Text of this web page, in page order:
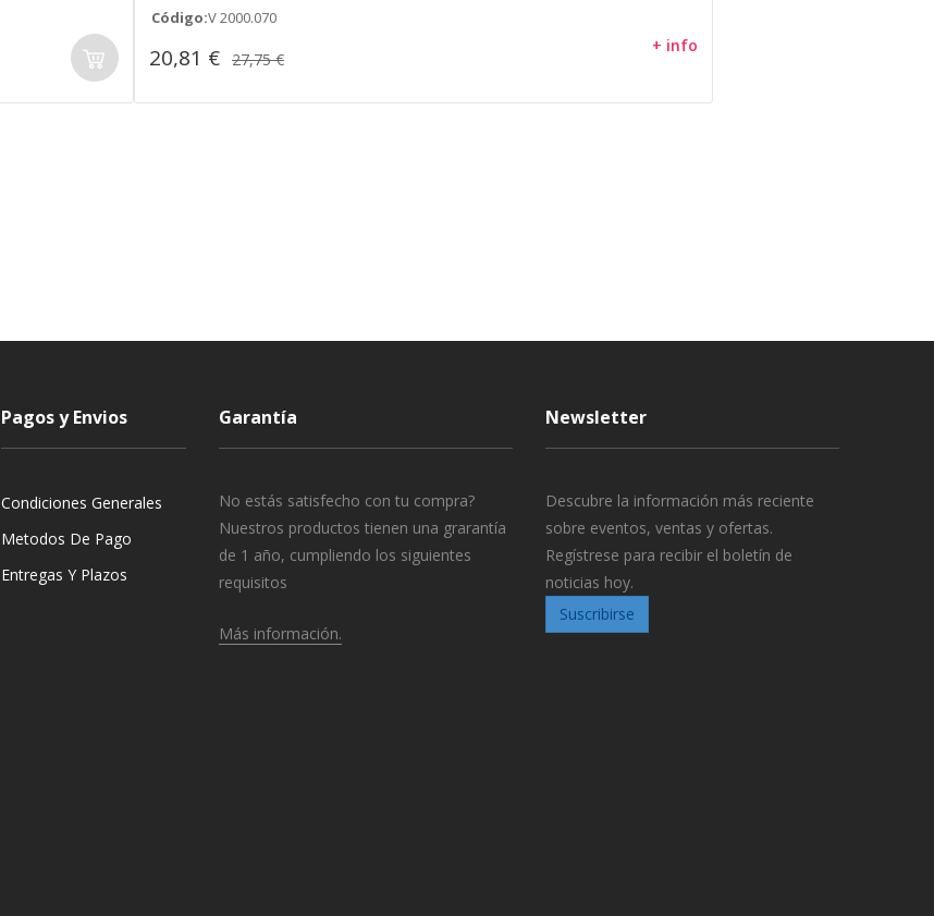
Código:V 2000.070
20,81 € 27,75 €
+ info
Pagos y Envios
Condiciones Generales
Metodos De Pago
Entregas Y Plazos
Garantía
No estás satisfecho con tu compra?
Nuestros productos tienen una grarantía
de 1 año, cumpliendo los siguientes
requisitos
Más información.
Newsletter
Descubre la información más reciente
sobre eventos, ventas y ofertas.
Regístrese para recibir el boletín de
noticias hoy.
Suscribirse